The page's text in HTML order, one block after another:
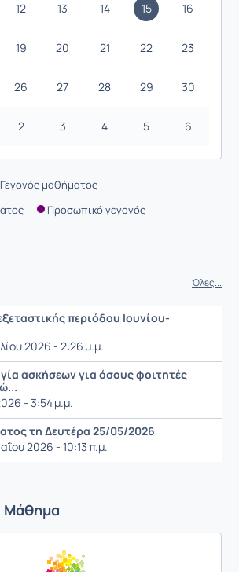
12 13 14 15 16
19 20 21 22 23
26 27 28 29 30
2 3 4 5 6
Γεγονός μαθήματος
Προσωπικό γεγονός
Όλες...
περιόδου Ιουνίου-
2026 - 2:26 μ.μ.
ασκήσεων για όσους φοιτητές
- 3:54 μ.μ.
τη Δευτέρα 25/05/2026
2026 - 10:13 π.μ.
Μάθημα